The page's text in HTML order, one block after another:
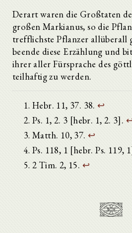
Derart waren die Großtaten
großen Markianus, so die
trefflichste Pflanzer allüberall
beende diese Erzählung und
ihrer aller Fürsprache des
teilhaftig zu werden.
Hebr. 11, 37. 38. ↩
Ps. 1, 2. 3 [hebr. 1, 2. 3].
Matth. 10, 37.↩
Ps. 118, 1 [hebr. Ps. 119,
2 Tim. 2, 15. ↩